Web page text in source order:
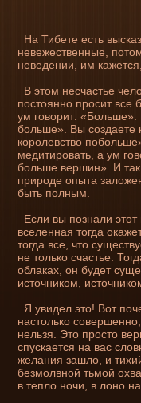
На Тибете есть
невежественные,
неведе­ни­и, им
В этом несчастье
постоянно просит все
ум говорит:
больше». Вы создаете
королевство
медитировать, а ум
больше вершин». И так
природе­ опыта
быть полным.
Если вы познали
вселенная тогда
тогда все, что
не только счастье.
облаках, он буде­т
источни­ком,
Я увиде­л это! Вот
настолько
нельзя. Это просто
спускается на вас
желани­я зашло, и
безмолвной тьмой
в тепло ночи, в лоно